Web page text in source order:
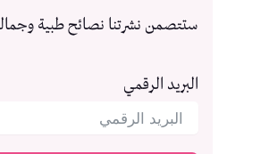
ستتصمن نشرتنا نصائح طبية
البريد الرقمي